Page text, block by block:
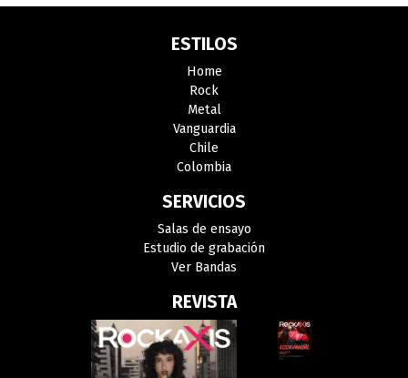
ESTILOS
Home
Rock
Metal
Vanguardia
Chile
Colombia
SERVICIOS
Salas de ensayo
Estudio de grabación
Ver Bandas
REVISTA